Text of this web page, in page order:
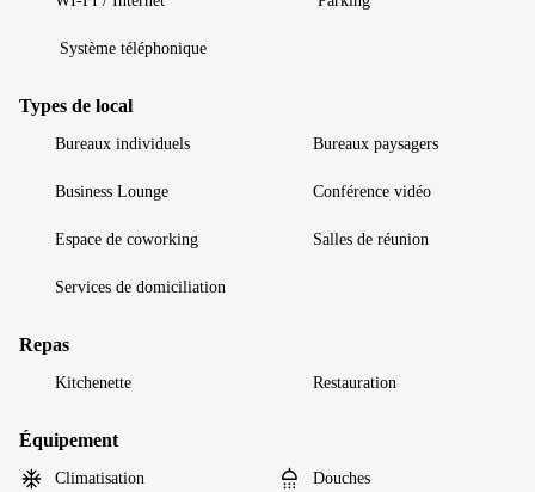
Système téléphonique
Types de local
Bureaux individuels Bureaux paysagers
Business Lounge Conférence vidéo
Espace de coworking Salles de réunion
Services de domiciliation
Repas
Kitchenette Restauration
Équipement
Climatisation Douches